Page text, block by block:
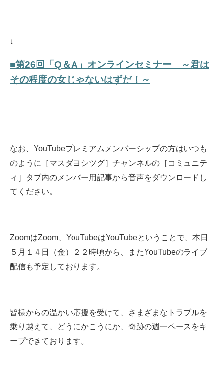
↓
■第26回「Q＆A」オンラインセミナー ～君は
その程度の女じゃないはずだ！～
なお、YouTubeプレミアムメンバーシップの方はいつも
のように［マスダヨシツグ］チャンネルの［コミュニテ
ィ］タブ内のメンバー用記事から音声をダウンロードし
てください。
ZoomはZoom、YouTubeはYouTubeということで、本日
５月１４日（金）２２時頃から、またYouTubeのライブ
配信も予定しております。
皆様からの温かい応援を受けて、さまざまなトラブルを
乗り越えて、どうにかこうにか、奇跡の週一ペースをキ
ープできております。